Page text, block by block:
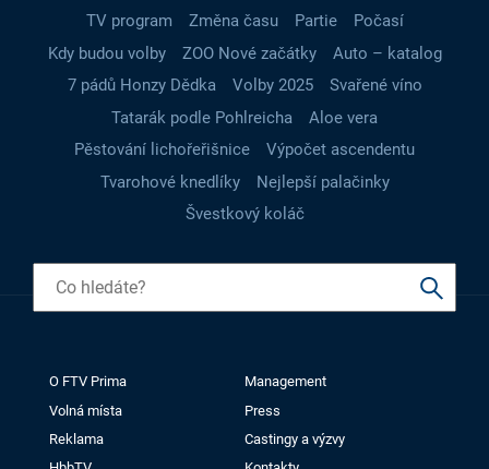
TV program
Změna času Partie
Počasí
Kdy budou volby
ZOO Nové začátky
Auto – katalog
7 pádů Honzy Dědka
Volby 2025
Svařené víno
Tatarák podle Pohlreicha
Aloe vera
Pěstování lichořeřišnice
Výpočet ascendentu
Tvarohové knedlíky
Nejlepší palačinky
Švestkový koláč
O FTV Prima
Management
Volná místa
Press
Reklama
Castingy a výzvy